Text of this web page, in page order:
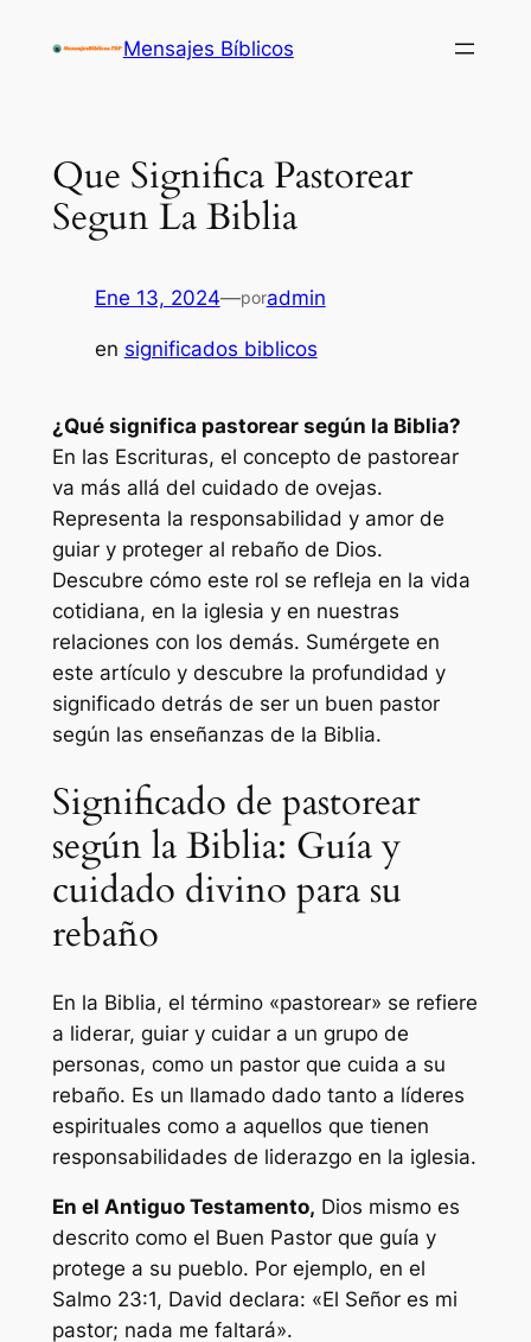
Mensajes Bíblicos
Que Significa Pastorear
Segun La Biblia
Ene 13, 2024—poradmin
en significados biblicos
¿Qué significa pastorear según la Biblia?
En las Escrituras, el concepto de pastorear
va más allá del cuidado de ovejas.
Representa la responsabilidad y amor de
guiar y proteger al rebaño de Dios.
Descubre cómo este rol se refleja en la vida
cotidiana, en la iglesia y en nuestras
relaciones con los demás. Sumérgete en
este artículo y descubre la profundidad y
significado detrás de ser un buen pastor
según las enseñanzas de la Biblia.
Significado de pastorear
según la Biblia: Guía y
cuidado divino para su
rebaño
En la Biblia, el término «pastorear» se refiere
a liderar, guiar y cuidar a un grupo de
personas, como un pastor que cuida a su
rebaño. Es un llamado dado tanto a líderes
espirituales como a aquellos que tienen
responsabilidades de liderazgo en la iglesia.
En el Antiguo Testamento, Dios mismo es
descrito como el Buen Pastor que guía y
protege a su pueblo. Por ejemplo, en el
Salmo 23:1, David declara: «El Señor es mi
pastor; nada me faltará».